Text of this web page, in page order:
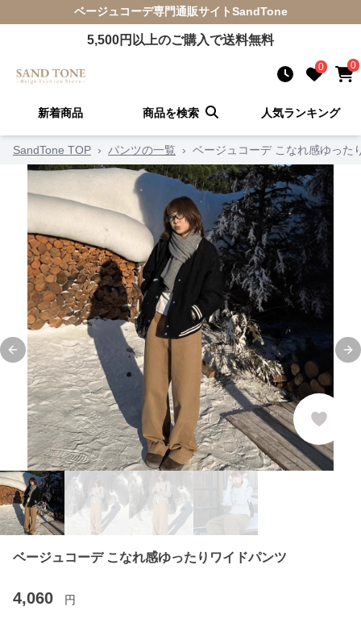
ベージュコーデ専門通販サイトSandTone
5,500円以上のご購入で送料無料
0 0
新着商品 商品を検索 人気ランキング
SandTone TOP › パンツの一覧 › ベージュコーデ こなれ感ゆった
Previous slide
ベージュコーデ こなれ感ゆったりワイドパンツ
4,060 円